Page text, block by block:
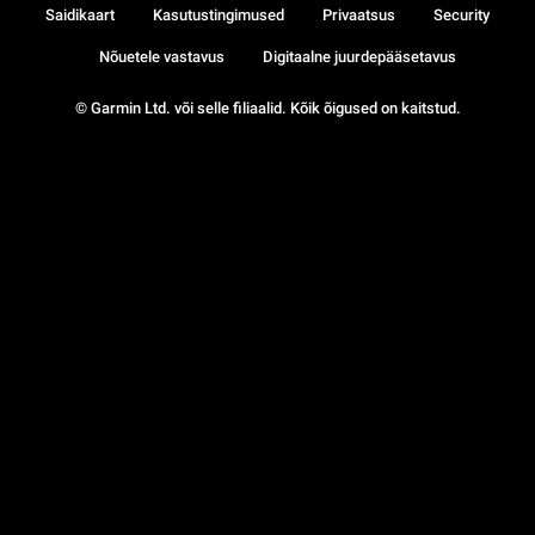
© Garmin Ltd. või selle filiaalid. Kõik õigused on kaitstud.
Saidikaart Kasutustingimused Privaatsus Security
Nõuetele vastavus Digitaalne juurdepääsetavus